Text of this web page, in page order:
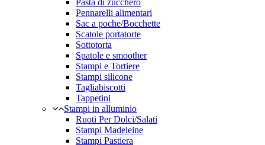
Pasta di zucchero
Pennarelli alimentari
Sac a poche/Bocchette
Scatole portatorte
Sottotorta
Spatole e smoother
Stampi e Tortiere
Stampi silicone
Tagliabiscotti
Tappetini
Stampi in alluminio
Ruoti Per Dolci/Salati
Stampi Madeleine
Stampi Pastiera